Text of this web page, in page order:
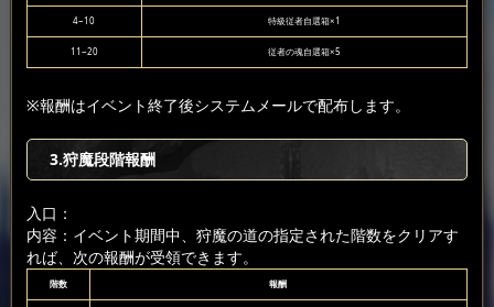
4~10 特級従者自選箱×1
11~20 従者の魂自選箱×5
※報酬はイベント終了後システムメールで配布します。
3.狩魔段階報酬
入口：
内容：イベント期間中、狩魔の道の指定された階数をクリアす
れば、次の報酬が受領できます。
階数 報酬